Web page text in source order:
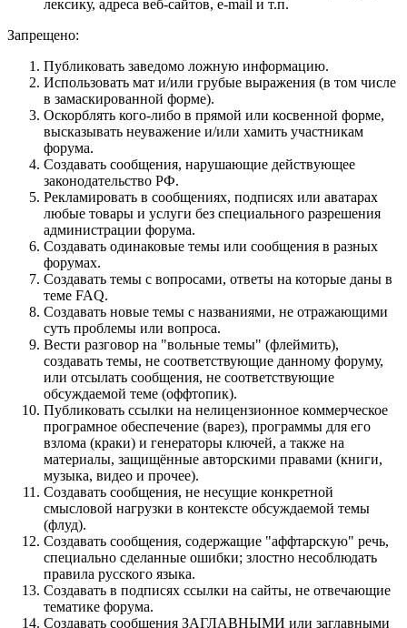
лексику, адреса веб-сайтов, e-mail и т.п.
Запрещено:
Публиковать заведомо ложнyю инфоpмацию.
Использовать мат и/или грубые выражения (в том числе
в замаскированной форме).
Оскорблять кого-либо в прямой или косвенной форме,
высказывать неуважение и/или хамить участникам
форума.
Создавать сообщения, наpyшающие действyющее
законодательство РФ.
Рекламировать в сообщениях, подписях или аватарах
любые товары и услуги без специального разрешения
администрации форума.
Создавать одинаковые темы или сообщения в разных
форумах.
Создавать темы с вопросами, ответы на которые даны в
теме FAQ.
Создавать новые темы с названиями, не отражающими
суть проблемы или вопроса.
Вести разговор на "вольные темы" (флеймить),
создавать темы, не соответствующие данному форуму,
или отсылать сообщения, не соответствующие
обсуждаемой теме (оффтопик).
Публиковать ссылки на нелицензионное коммерческое
програмное обеспечение (варез), программы для его
взлома (краки) и генераторы ключей, а также на
материалы, защищённые авторскими правами (книги,
музыка, видео и прочее).
Создавать сообщения, не несущие конкретной
смысловой нагрузки в контексте обсуждаемой темы
(флуд).
Создавать сообщения, содержащие "аффтарскую" речь,
специально сделанные ошибки; злостно несоблюдать
правила русского языка.
Создавать в подписях ссылки на сайты, не отвечающие
тематике форума.
Cоздавать сообщения ЗАГЛАВНЫМИ или заглавными